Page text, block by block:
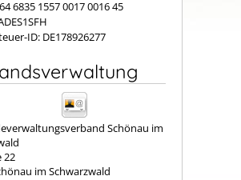
6835 1557 0017 0016 45
ID: DE178926277
Schönau im
22
im Schwarzwald